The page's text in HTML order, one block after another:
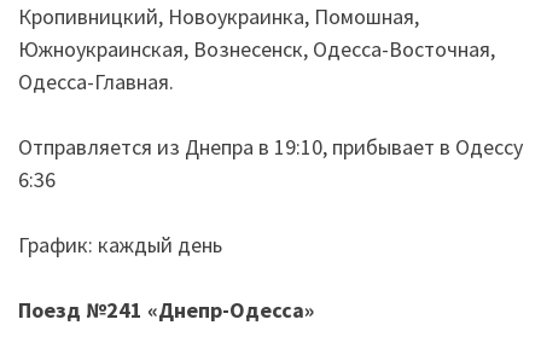
Кропивницкий, Новоукраинка, Помошная,
Южноукраинская, Вознесенск, Одесса-Восточная,
Одесса-Главная.
Отправляется из Днепра в 19:10, прибывает в Одессу
6:36
График: каждый день
Поезд №241 «Днепр-Одесса»